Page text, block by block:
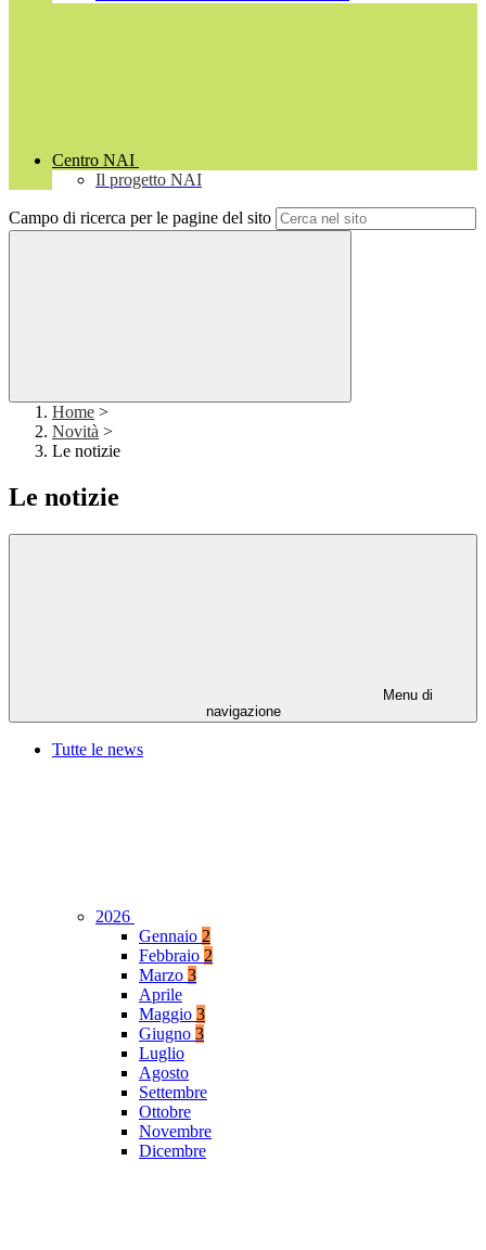
Centro NAI
Il progetto NAI
Campo di ricerca per le pagine del sito
Home >
Novità >
Le notizie
Le notizie
Menu di
navigazione
Tutte le news
2026
Gennaio 2
Febbraio 2
Marzo 3
Aprile
Maggio 3
Giugno 3
Luglio
Agosto
Settembre
Ottobre
Novembre
Dicembre